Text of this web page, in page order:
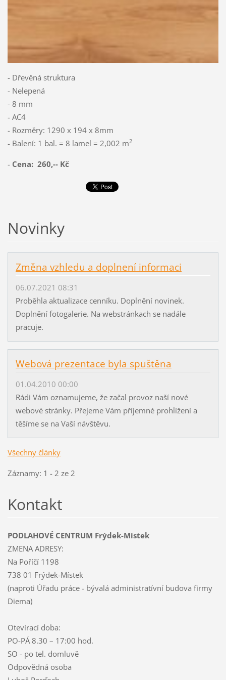
- Dřevěná struktura
- Nelepená
- 8 mm
- AC4
- Rozměry: 1290 x 194 x 8mm
- Balení: 1 bal. = 8 lamel = 2,002 m2
- Cena: 260,-- Kč
Novinky
Změna vzhledu a doplnení informaci
06.07.2021 08:31
Proběhla aktualizace cenníku. Doplnění novinek.
Doplnění fotogalerie. Na webstránkach se nadále
pracuje.
Webová prezentace byla spuštěna
01.04.2010 00:00
Rádi Vám oznamujeme, že začal provoz naší nové
webové stránky. Přejeme Vám příjemné prohlížení a
těšíme se na Vaší návštěvu.
Všechny články
Záznamy: 1 - 2 ze 2
Kontakt
PODLAHOVÉ CENTRUM Frýdek-Místek
ZMENA ADRESY:
Na Poříčí 1198
738 01 Frýdek-Místek
(naproti Úřadu práce - bývalá administratívní budova firmy
Diema)
Otevírací doba:
PO-PÁ 8.30 – 17:00 hod.
SO - po tel. domluvě
Odpovědná osoba